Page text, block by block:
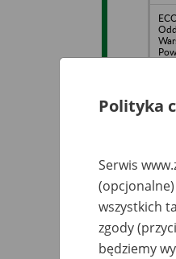
Polityka
Serwis
wszystkich
zgody
będziemy